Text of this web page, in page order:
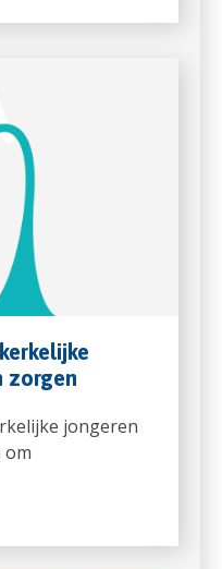
zorgen
jongeren
om